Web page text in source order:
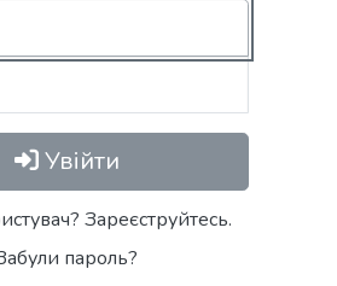
Увійти
Зареєструйтесь.
пароль?